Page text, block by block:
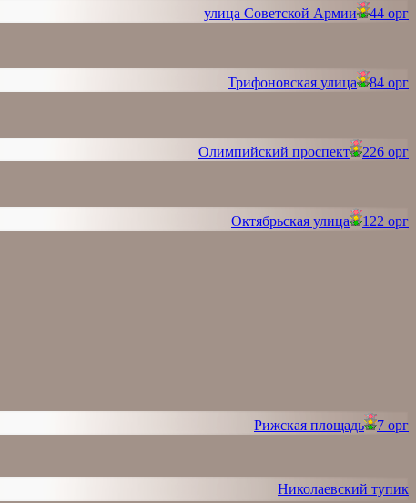
улица Советской Армии 44 орг
Трифоновская улица 84 орг
Олимпийский проспект 226 орг
Октябрьская улица 122 орг
Рижская площадь 7 орг
Николаевский тупик